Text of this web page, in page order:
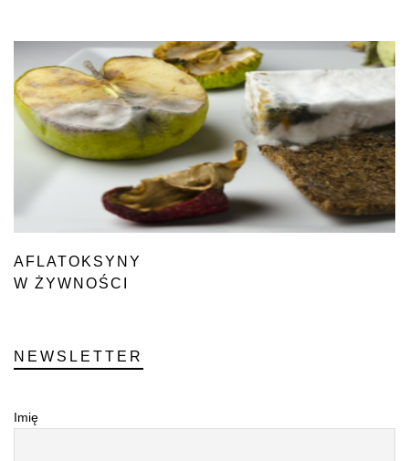
AFLATOKSYNY
W ŻYWNOŚCI
NEWSLETTER
Imię